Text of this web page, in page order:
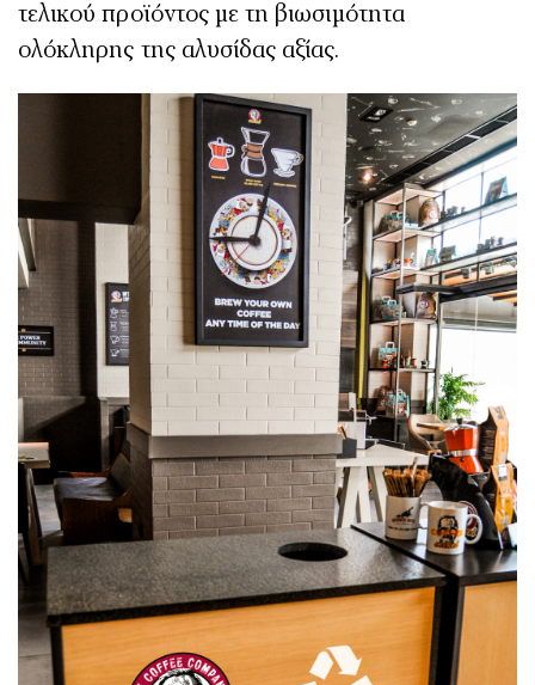
τελικού προϊόντος με τη βιωσιμότητα
ολόκληρης της αλυσίδας αξίας.